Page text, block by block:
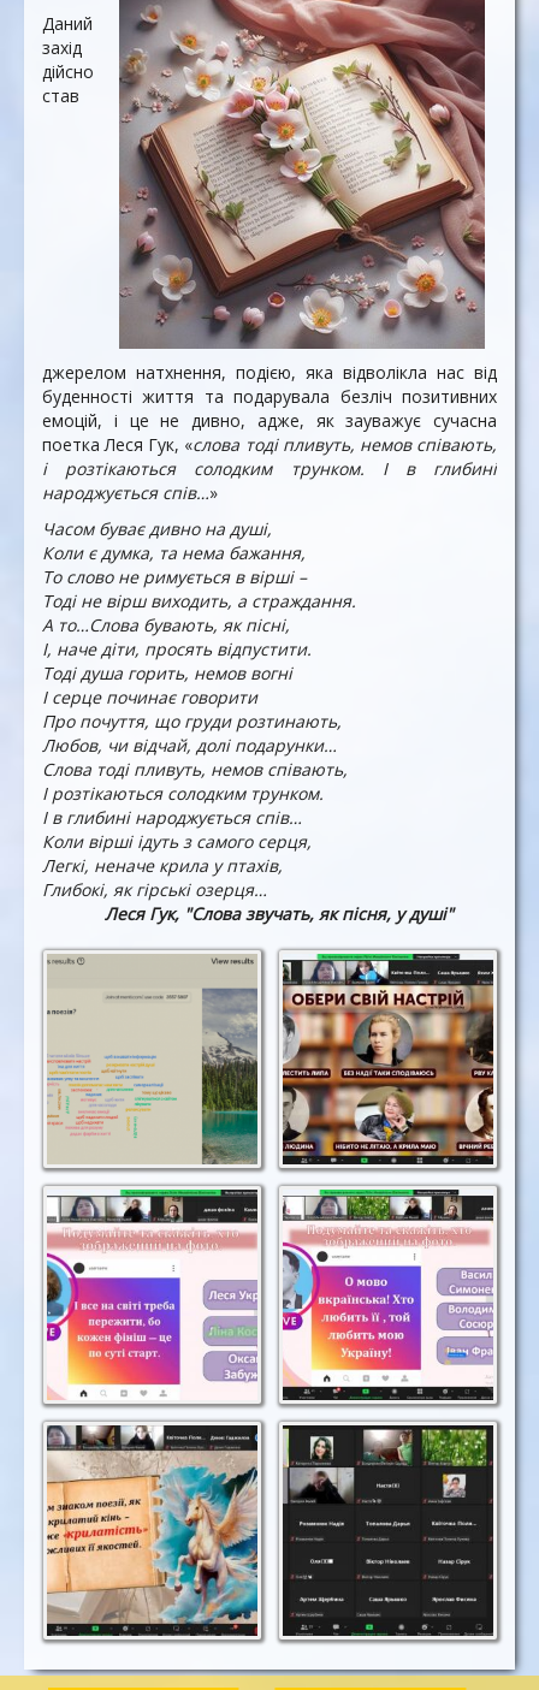
Даний
захід
дійсно
став
джерелом натхнення, подією, яка відволікла нас від
буденності життя та подарувала безліч позитивних
емоцій, і це не дивно, адже, як зауважує сучасна
поетка Леся Гук, «слова тоді пливуть, немов співають,
і розтікаються солодким трунком. І в глибині
народжується спів…»
Часом буває дивно на душі,
Коли є думка, та нема бажання,
То слово не римується в вірші –
Тоді не вірш виходить, а страждання.
А то…Слова бувають, як пісні,
І, наче діти, просять відпустити.
Тоді душа горить, немов вогні
І серце починає говорити
Про почуття, що груди розтинають,
Любов, чи відчай, долі подарунки…
Слова тоді пливуть, немов співають,
І розтікаються солодким трунком.
І в глибині народжується спів…
Коли вірші ідуть з самого серця,
Легкі, неначе крила у птахів,
Глибокі, як гірські озерця…
Леся Гук, "Слова звучать, як пісня, у душі"